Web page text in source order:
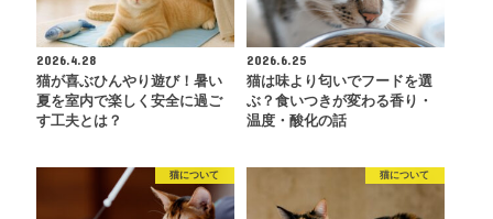
2026.4.28
猫が喜ぶひんやり遊び！暑い
夏を室内で楽しく安全に過ご
す工夫とは？
2026.6.25
猫は味より匂いでフードを選
ぶ？食いつきが変わる香り・
温度・酸化の話
猫について 猫について